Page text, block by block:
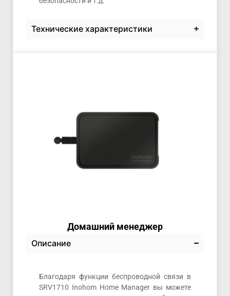
Технические характеристики
Домашний менеджер
Описание
Благодаря функции беспроводной связи в
SRV1710 Inohom Home Manager вы можете